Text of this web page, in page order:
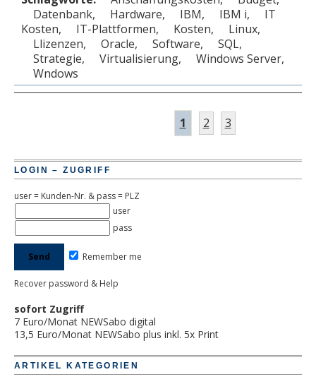
Datenbank, Hardware, IBM, IBM i,
IT
Kosten, IT-Plattformen, Kosten, Linux,
Llizenzen, Oracle, Software, SQL,
Strategie, Virtualisierung, Windows Server,
Wndows
1 2 3
LOGIN – ZUGRIFF
user = Kunden-Nr. & pass = PLZ
user
pass
Remember me
Recover password & Help
sofort Zugriff
7 Euro/Monat NEWSabo digital
13,5 Euro/Monat NEWSabo plus inkl. 5x Print
ARTIKEL KATEGORIEN